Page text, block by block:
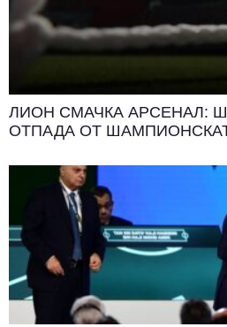
ЛИОН СМАЧКА АРСЕНАЛ:
ОТПАДА ОТ